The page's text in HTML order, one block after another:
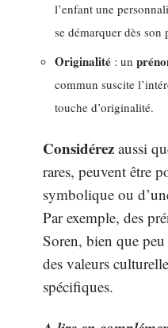
l’enfant une
se démarquer dès son
Originalité : un
commun suscite
touche d’originalité.
Considérez aussi
rares, peuvent être
symbolique ou
Par exemple, des
Soren, bien que
des valeurs
spécifiques.